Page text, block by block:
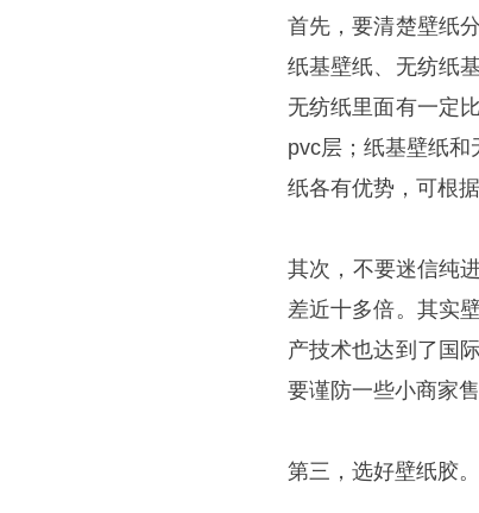
首先，要清楚壁纸
纸基壁纸、无纺纸
无纺纸里面有一定
pvc层；纸基壁纸
纸各有优势，可根
其次，不要迷信纯
差近十多倍。其实
产技术也达到了国
要谨防一些小商家
第三，选好壁纸胶